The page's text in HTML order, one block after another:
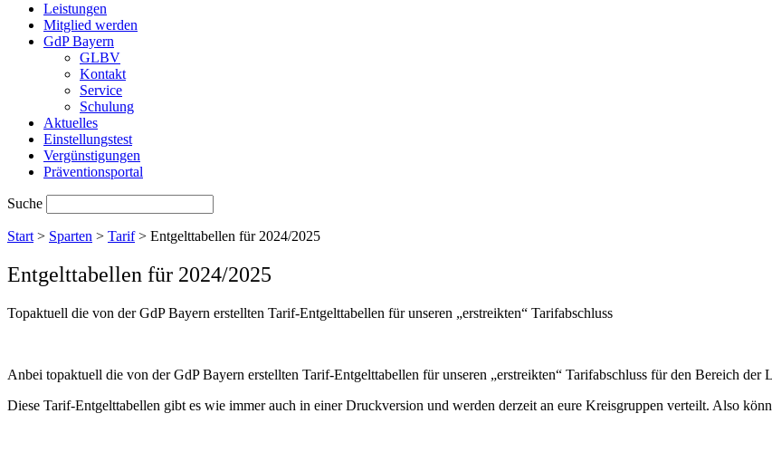
Leistungen
Mitglied werden
GdP Bayern
GLBV
Kontakt
Service
Schulung
Aktuelles
Einstellungstest
Vergünstigungen
Präventionsportal
Suche
Start > Sparten > Tarif> Entgelttabellen für 2024/2025
Entgelttabellen für 2024/2025
Topaktuell die von der GdP Bayern erstellten Tarif-Entgelttabellen für unseren „erstreikten“ Tarifabschluss
Anbei topaktuell die von der GdP Bayern erstellten Tarif-Entgelttabellen für unseren „erstreikten“ Tarifabschluss für den Bereich der
Diese Tarif-Entgelttabellen gibt es wie immer auch in einer Druckversion und werden derzeit an eure Kreisgruppen verteilt. Also